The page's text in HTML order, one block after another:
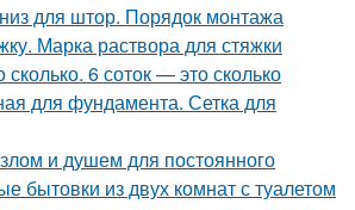
для штор. Порядок монтажа
Марка раствора для стяжки
сколько. 6 соток — это сколько
для фундамента. Сетка для
и душем для постоянного
бытовки из двух комнат с туалетом